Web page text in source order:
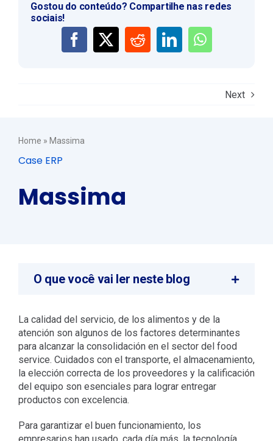
Gostou do conteúdo? Compartilhe nas redes
sociais!
Next
Home » Massima
Case ERP
Massima
La calidad del servicio, de los alimentos y de la
atención son algunos de los factores determinantes
para alcanzar la consolidación en el sector del food
service. Cuidados con el transporte, el almacenamiento,
la elección correcta de los proveedores y la calificación
del equipo son esenciales para lograr entregar
productos con excelencia.
Para garantizar el buen funcionamiento, los
O que você vai ler neste blog